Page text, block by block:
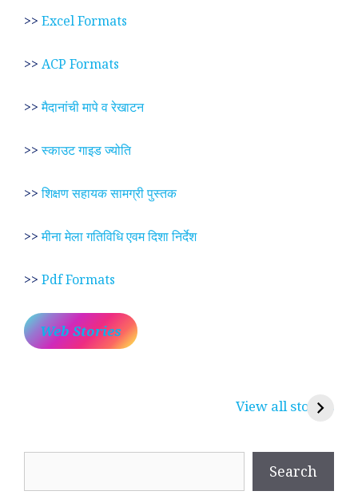
>> Excel Formats
>> ACP Formats
>>मैदानांची मापे व रेखाटन
>>स्काउट गाइड ज्योति
>>शिक्षण सहायक सामग्री पुस्तक
>>मीना मेला गतिविधि एवम दिशा निर्देश
>> Pdf Formats
Web Stories
View all stories
रामसा पीर, रुणेचा रा
Search